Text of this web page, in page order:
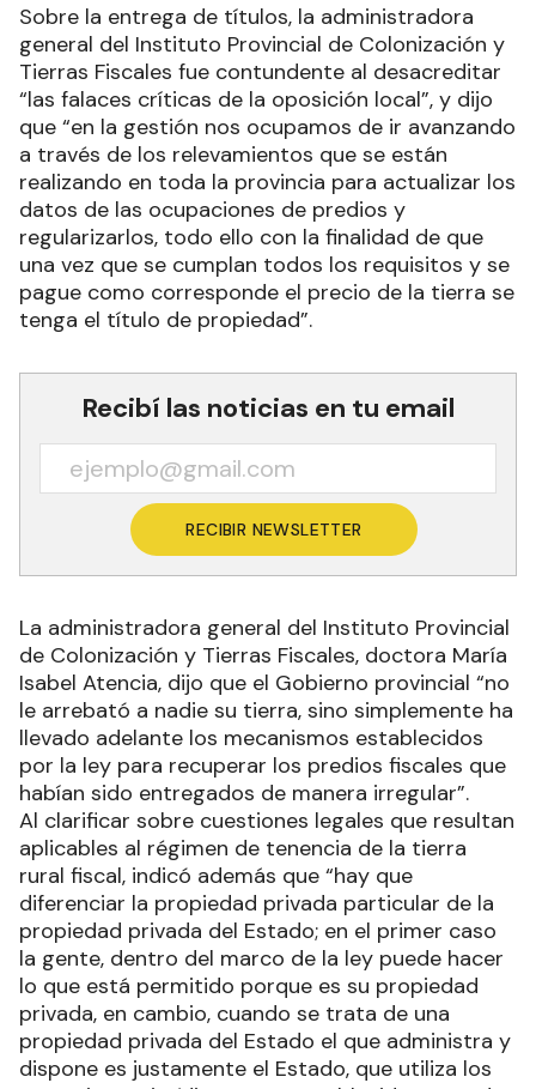
Sobre la entrega de títulos, la administradora
general del Instituto Provincial de Colonización y
Tierras Fiscales fue contundente al desacreditar
“las falaces críticas de la oposición local”, y dijo
que “en la gestión nos ocupamos de ir avanzando
a través de los relevamientos que se están
realizando en toda la provincia para actualizar los
datos de las ocupaciones de predios y
regularizarlos, todo ello con la finalidad de que
una vez que se cumplan todos los requisitos y se
pague como corresponde el precio de la tierra se
tenga el título de propiedad”.
Recibí las noticias en tu email
RECIBIR NEWSLETTER
La administradora general del Instituto Provincial
de Colonización y Tierras Fiscales, doctora María
Isabel Atencia, dijo que el Gobierno provincial “no
le arrebató a nadie su tierra, sino simplemente ha
llevado adelante los mecanismos establecidos
por la ley para recuperar los predios fiscales que
habían sido entregados de manera irregular”.
Al clarificar sobre cuestiones legales que resultan
aplicables al régimen de tenencia de la tierra
rural fiscal, indicó además que “hay que
diferenciar la propiedad privada particular de la
propiedad privada del Estado; en el primer caso
la gente, dentro del marco de la ley puede hacer
lo que está permitido porque es su propiedad
privada, en cambio, cuando se trata de una
propiedad privada del Estado el que administra y
dispone es justamente el Estado, que utiliza los